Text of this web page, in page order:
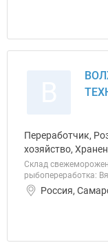
Переработчик,
хозяйство,
Склад
рыбопереработка:
Россия,